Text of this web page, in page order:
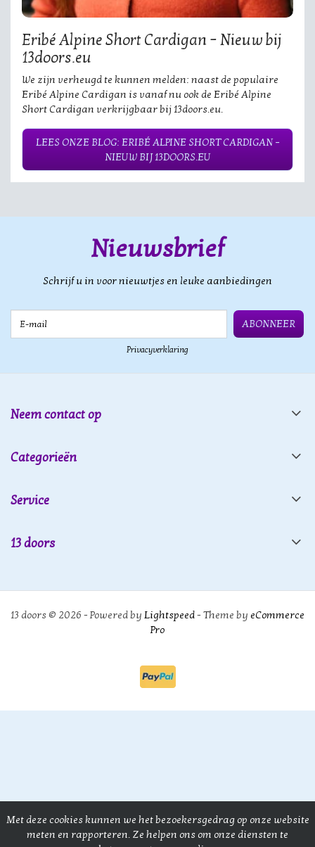
Eribé Alpine Short Cardigan – Nieuw bij
13doors.eu
We zijn verheugd te kunnen melden: naast de populaire
Eribé Alpine Cardigan is vanaf nu ook de Eribé Alpine
Short Cardigan verkrijgbaar bij 13doors.eu.
LEES ONZE BLOG: ERIBÉ ALPINE SHORT CARDIGAN –
NIEUW BIJ 13DOORS.EU
Nieuwsbrief
Schrijf u in voor nieuwtjes en leuke aanbiedingen
ABONNEER
Privacyverklaring
Neem contact op
Categorieën
Service
13 doors
13 doors © 2026 - Powered by Lightspeed- Theme by eCommerce
Pro
Met deze cookies kunnen we het bezoekersgedrag op onze website
meten en rapporteren. Ze helpen ons om onze diensten te